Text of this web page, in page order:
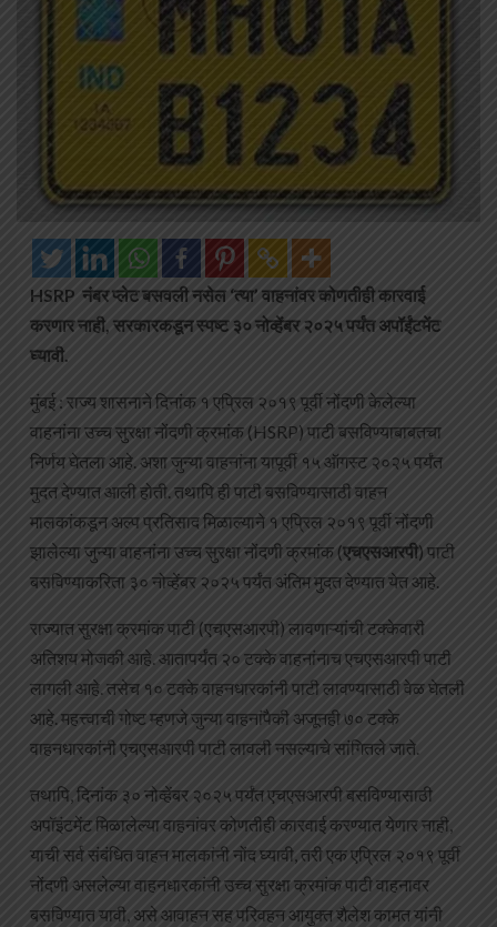
HSRP नंबर प्लेट बसवली नसेल ‘त्या’ वाहनांवर कोणतीही कारवाई
करणार नाही, सरकारकडून स्पष्ट ३० नोव्हेंबर २०२५ पर्यंत अपॉईंटमेंट
घ्यावी.
मुंबई : राज्य शासनाने दिनांक १ एप्रिल २०१९ पूर्वी नोंदणी केलेल्या
वाहनांना उच्च सुरक्षा नोंदणी क्रमांक (HSRP) पाटी बसविण्याबाबतचा
निर्णय घेतला आहे. अशा जुन्या वाहनांना यापूर्वी १५ ऑगस्ट २०२५ पर्यंत
मुदत देण्यात आली होती. तथापि ही पाटी बसविण्यासाठी वाहन
मालकांकडून अल्प प्रतिसाद मिळाल्याने १ एप्रिल २०१९ पूर्वी नोंदणी
झालेल्या जुन्या वाहनांना उच्च सुरक्षा नोंदणी क्रमांक (एचएसआरपी) पाटी
बसविण्याकरिता ३० नोव्हेंबर २०२५ पर्यंत अंतिम मुदत देण्यात येत आहे.
राज्यात सुरक्षा क्रमांक पाटी (एचएसआरपी) लावणाऱ्यांची टक्केवारी
अतिशय मोजकी आहे. आतापर्यंत २० टक्के वाहनांनाच एचएसआरपी पाटी
लागली आहे. तसेच १० टक्के वाहनधारकांनी पाटी लावण्यासाठी वेळ घेतली
आहे. महत्त्वाची गोष्ट म्हणजे जुन्या वाहनांपैकी अजूनही ७० टक्के
वाहनधारकांनी एचएसआरपी पाटी लावली नसल्याचे सांगितले जाते.
तथापि, दिनांक ३० नोव्हेंबर २०२५ पर्यंत एचएसआरपी बसविण्यासाठी
अपॉइंटमेंट मिळालेल्या वाहनांवर कोणतीही कारवाई करण्यात येणार नाही,
याची सर्व संबंधित वाहन मालकांनी नोंद घ्यावी, तरी एक एप्रिल २०१९ पूर्वी
नोंदणी असलेल्या वाहनधारकांनी उच्च सुरक्षा क्रमांक पाटी वाहनावर
बसविण्यात यावी, असे आवाहन सह परिवहन आयुक्त शैलेश कामत यांनी